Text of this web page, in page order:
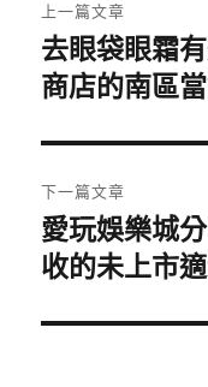
章
導
覽
上一篇文章
上
一
文
章:
去眼袋眼霜
商店的南區
下一篇文章
下
一
文
愛玩娛樂城
收的未上市